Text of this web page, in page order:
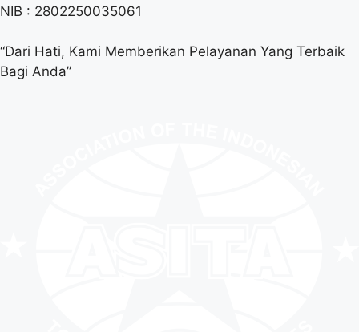
NIB : 2802250035061
“Dari Hati, Kami Memberikan Pelayanan Yang Terbaik
Bagi Anda”